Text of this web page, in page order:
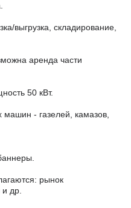
выгрузка, складирование,
аренда части
50 кВт.
машин - газелей, камазов,
рынок
и др.